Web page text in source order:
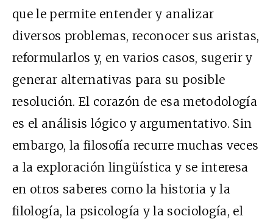
que le permite entender y analizar
diversos problemas, reconocer sus aristas,
reformularlos y, en varios casos, sugerir y
generar alternativas para su posible
resolución. El corazón de esa metodología
es el análisis lógico y argumentativo. Sin
embargo, la filosofía recurre muchas veces
a la exploración lingüística y se interesa
en otros saberes como la historia y la
filología, la psicología y la sociología, el